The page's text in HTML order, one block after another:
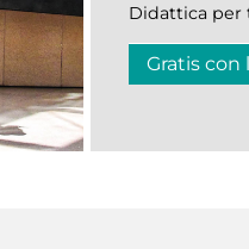
Didattica per
Gratis con